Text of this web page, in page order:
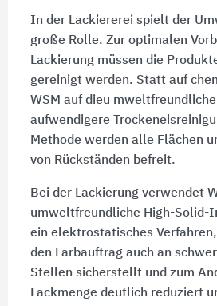
In der Lackiererei spielt der
große Rolle. Zur optimalen
Lackierung müssen die
gereinigt werden. Statt auf
WSM auf dieu
aufwendigere
Methode werden alle Flächen
von Rückständen befreit.
Bei der Lackierung verwendet
umweltfreundliche High-Solid-
ein elektrostatisches
den Farbauftrag auch an
Stellen sicherstellt und zum
Lackmenge deutlich reduziert